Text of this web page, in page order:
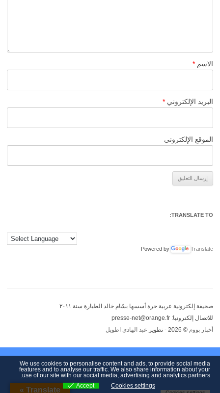
الاسم *
البريد الإلكتروني *
الموقع الإلكتروني
TRANSLATE TO:
Powered by Translate
صحيفة إلكترونية عربية حرة أسسها بسّام خالد الطيارة سنة ٢٠١١
للاتصال إلكترونيا: presse-net@orange.fr
أخبار بووم © 2026 - تطوير عبد الهادي اطويل
Translate »
We use cookies to personalise content and ads, to provide social media
features and to analyse our traffic. We also share information about your
use of our site with our social media, advertising and analytics partners.
Cookies settings
Accept